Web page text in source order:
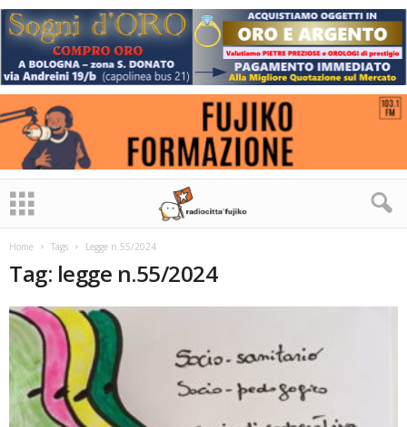
Home Tags Legge n.55/2024
Tag: legge n.55/2024